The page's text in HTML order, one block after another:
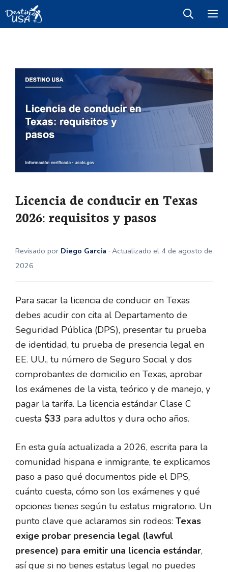
Saltar
Licencia de conducir en Texas
2026: requisitos y pasos
Revisado por Diego García · Actualizado el 4 de agosto de
2026
Para sacar la licencia de conducir en Texas
debes acudir con cita al Departamento de
Seguridad Pública (DPS), presentar tu prueba
de identidad, tu prueba de presencia legal en
EE. UU., tu número de Seguro Social y dos
comprobantes de domicilio en Texas, aprobar
los exámenes de la vista, teórico y de manejo, y
pagar la tarifa. La licencia estándar Clase C
cuesta $33 para adultos y dura ocho años.
En esta guía actualizada a 2026, escrita para la
comunidad hispana e inmigrante, te explicamos
paso a paso qué documentos pide el DPS,
cuánto cuesta, cómo son los exámenes y qué
opciones tienes según tu estatus migratorio. Un
punto clave que aclaramos sin rodeos: Texas
exige probar presencia legal (lawful
presence) para emitir una licencia estándar,
así que si no tienes estatus legal no puedes